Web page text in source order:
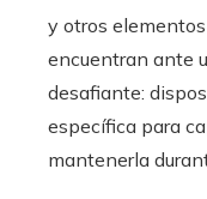
y otros
encuentran ante
desafiante:
específica para
mantenerla